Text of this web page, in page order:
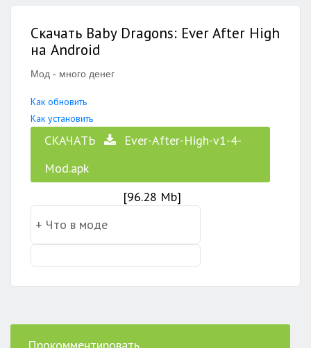
Скачать Baby Dragons: Ever After High
на Android
Мод - много денег
Как обновить
Как установить
СКАЧАТЬ
Ever-After-High-v1-4-
Mod.apk
[96.28 Mb]